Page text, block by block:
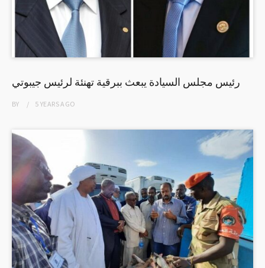
رئيس مجلس السيادة يبعث ببرقية تهنئة لرئيس جيبوتي
BY 5 YEARSAGO